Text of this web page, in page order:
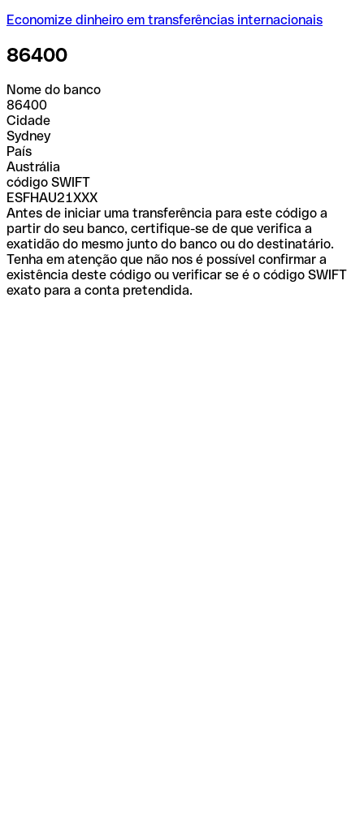
Economize dinheiro em transferências internacionais
86400
Nome do banco
86400
Cidade
Sydney
País
Austrália
código SWIFT
ESFHAU21XXX
Antes de iniciar uma transferência para este código a
partir do seu banco, certifique-se de que verifica a
exatidão do mesmo junto do banco ou do destinatário.
Tenha em atenção que não nos é possível confirmar a
existência deste código ou verificar se é o código SWIFT
exato para a conta pretendida.